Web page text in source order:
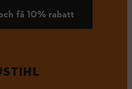
få 10% rabatt